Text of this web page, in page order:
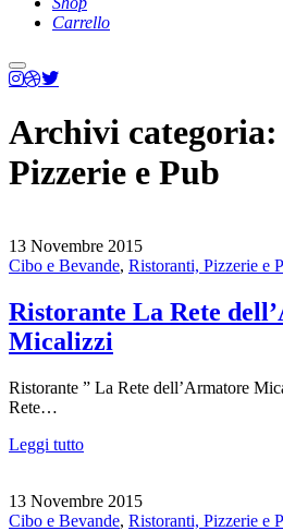
Carrello
Menu
principale
Archivi categoria:
Pizzerie e Pub
13 Novembre 2015
Cibo e Bevande, Ristoranti, Pizzerie e
Ristorante La Rete
Micalizzi
Ristorante ” La Rete dell’Armatore
Rete…
Leggi tutto
13 Novembre 2015
Cibo e Bevande, Ristoranti, Pizzerie e